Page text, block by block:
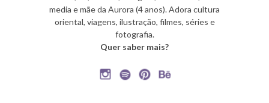
media e mãe da Aurora (4 anos). Adora cultura
oriental, viagens, ilustração, filmes, séries e
fotografia.
Quer saber mais?